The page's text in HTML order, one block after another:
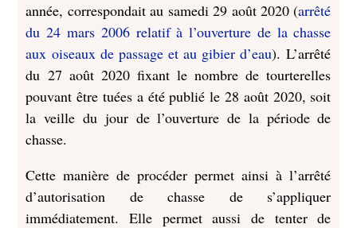
année, correspondait au samedi 29 août 2020 (arrêté
du 24 mars 2006 relatif à l’ouverture de la chasse
aux oiseaux de passage et au gibier d’eau). L’arrêté
du 27 août 2020 fixant le nombre de tourterelles
pouvant être tuées a été publié le 28 août 2020, soit
la veille du jour de l’ouverture de la période de
chasse.
Cette manière de procéder permet ainsi à l’arrêté
d’autorisation de chasse de s’appliquer
immédiatement. Elle permet aussi de tenter de